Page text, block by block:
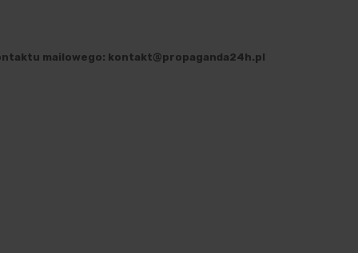
mailowego: kontakt@propaganda24h.pl